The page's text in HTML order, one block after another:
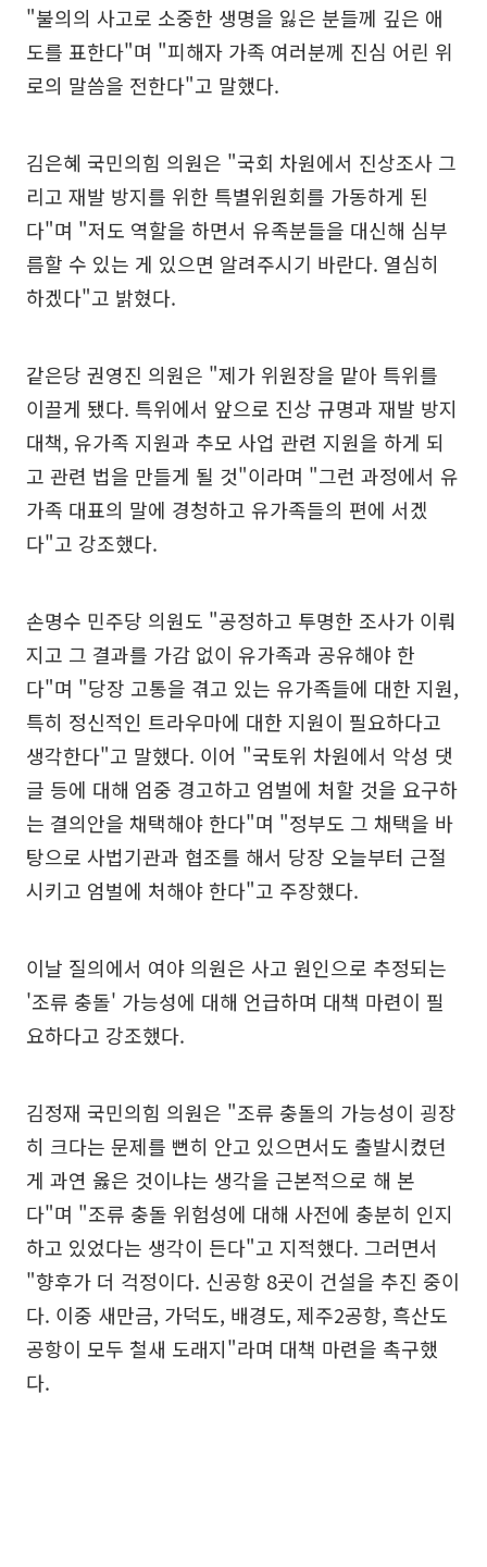
"불의의 사고로 소중한 생명을 잃은 분들께 깊은 애
도를 표한다"며 "피해자 가족 여러분께 진심 어린 위
로의 말씀을 전한다"고 말했다.
김은혜 국민의힘 의원은 "국회 차원에서 진상조사 그
리고 재발 방지를 위한 특별위원회를 가동하게 된
다"며 "저도 역할을 하면서 유족분들을 대신해 심부
름할 수 있는 게 있으면 알려주시기 바란다. 열심히
하겠다"고 밝혔다.
같은당 권영진 의원은 "제가 위원장을 맡아 특위를
이끌게 됐다. 특위에서 앞으로 진상 규명과 재발 방지
대책, 유가족 지원과 추모 사업 관련 지원을 하게 되
고 관련 법을 만들게 될 것"이라며 "그런 과정에서 유
가족 대표의 말에 경청하고 유가족들의 편에 서겠
다"고 강조했다.
손명수 민주당 의원도 "공정하고 투명한 조사가 이뤄
지고 그 결과를 가감 없이 유가족과 공유해야 한
다"며 "당장 고통을 겪고 있는 유가족들에 대한 지원,
특히 정신적인 트라우마에 대한 지원이 필요하다고
생각한다"고 말했다. 이어 "국토위 차원에서 악성 댓
글 등에 대해 엄중 경고하고 엄벌에 처할 것을 요구하
는 결의안을 채택해야 한다"며 "정부도 그 채택을 바
탕으로 사법기관과 협조를 해서 당장 오늘부터 근절
시키고 엄벌에 처해야 한다"고 주장했다.
이날 질의에서 여야 의원은 사고 원인으로 추정되는
'조류 충돌' 가능성에 대해 언급하며 대책 마련이 필
요하다고 강조했다.
김정재 국민의힘 의원은 "조류 충돌의 가능성이 굉장
히 크다는 문제를 뻔히 안고 있으면서도 출발시켰던
게 과연 옳은 것이냐는 생각을 근본적으로 해 본
다"며 "조류 충돌 위험성에 대해 사전에 충분히 인지
하고 있었다는 생각이 든다"고 지적했다. 그러면서
"향후가 더 걱정이다. 신공항 8곳이 건설을 추진 중이
다. 이중 새만금, 가덕도, 배경도, 제주2공항, 흑산도
공항이 모두 철새 도래지"라며 대책 마련을 촉구했
다.